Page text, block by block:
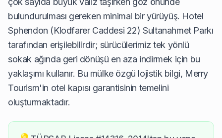
bulundurulması gereken minimal bir yürüyüş. Hotel
Sphendon (Klodfarer Caddesi 22) Sultanahmet Parkı
tarafından erişilebilirdir; sürücülerimiz tek yönlü
sokak ağında geri dönüşü en aza indirmek için bu
yaklaşımı kullanır. Bu mülke özgü lojistik bilgi, Merry
Tourism'in otel kapısı garantisinin temelini
oluşturmaktadır.